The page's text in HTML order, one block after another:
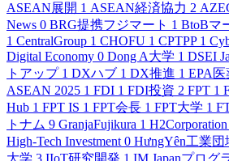
ASEAN展開 1 ASEAN経済協力 2
News 0 BRG提携フジマート 1 BtoBマ
1 CentralGroup 1 CHOFU 1 CPTPP 1
Digital Economy 0 Dong A大学 1 DSEI
トアップ 1 DXハブ 1 DX推進 1 EPA医
ASEAN 2025 1 FDI 1 FDI投資 2 FPT 1
Hub 1 FPT IS 1 FPT会長 1 FPT大学 1
トナム 9 GranjaFujikura 1 H2Corporation
High-Tech Investment 0 HưngYên工業団